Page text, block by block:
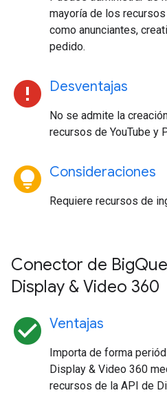
mayoría de los
como anunciantes,
pedido.
error Desventajas
No se admite la
recursos de YouTube y
lightbulb_circle Consideraciones
Requiere recursos de
Conector de
Display & Video 360
check_circle Ventajas
Importa de forma
Display & Video 360
recursos de la API de